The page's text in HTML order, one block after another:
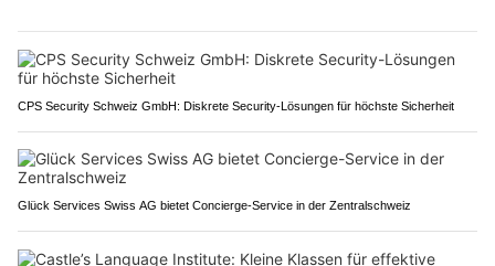
CPS Security Schweiz GmbH: Diskrete Security-Lösungen für höchste Sicherheit
Glück Services Swiss AG bietet Concierge-Service in der Zentralschweiz